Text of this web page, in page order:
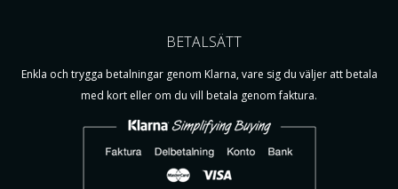
BETALSÄTT
Enkla och trygga betalningar genom Klarna, vare sig du väljer att betala
med kort eller om du vill betala genom faktura.